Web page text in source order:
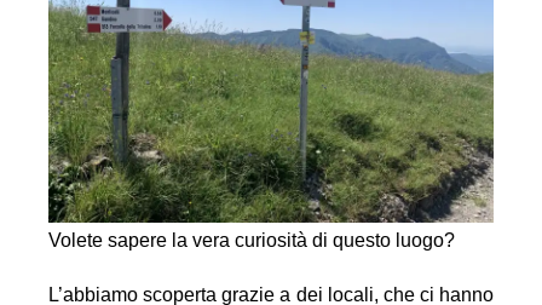
Volete sapere la vera curiosità di questo luogo?
L’abbiamo scoperta grazie a dei locali, che ci hanno